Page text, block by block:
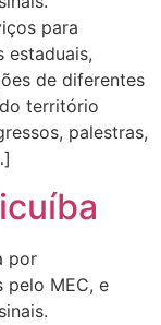
para
estaduais,
de diferentes
território
palestras,
por
MEC, e